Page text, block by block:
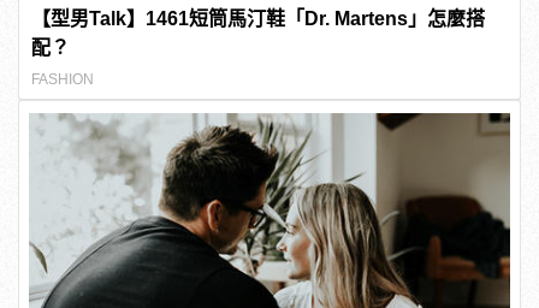
【型男Talk】1461短筒馬汀鞋「Dr. Martens」怎麼搭
配？
FASHION